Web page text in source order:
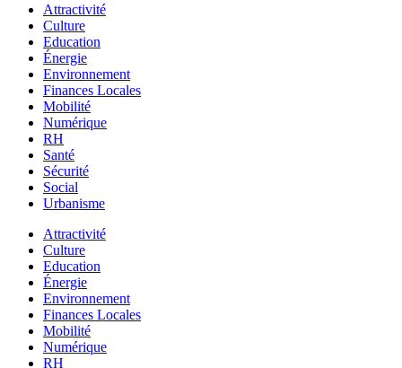
Attractivité
Culture
Education
Énergie
Environnement
Finances Locales
Mobilité
Numérique
RH
Santé
Sécurité
Social
Urbanisme
Attractivité
Culture
Education
Énergie
Environnement
Finances Locales
Mobilité
Numérique
RH